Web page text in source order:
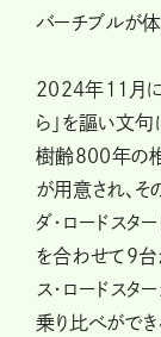
バーチブルが体
2024年11月に
ら」を謳い文句
樹齢800年の
が用意され、そ
ダ・ロードスタ
を合わせて9台
ス・ロードスタ
乗り比べができ